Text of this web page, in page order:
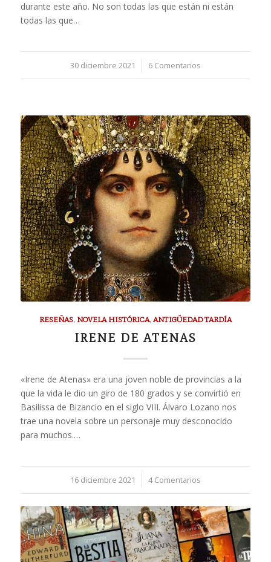
durante este año. No son todas las que están ni están
todas las que…
30 diciembre 2021
/ 6 Comentarios
RESEÑAS, NOVELA HISTÓRICA, ANTIGÜEDAD TARDÍA
IRENE DE ATENAS
«Irene de Atenas» era una joven noble de provincias a la
que la vida le dio un giro de 180 grados y se convirtió en
Basilissa de Bizancio en el siglo VIII. Álvaro Lozano nos
trae una novela sobre un personaje muy desconocido
para muchos.…
16 diciembre 2021
/ 4 Comentarios